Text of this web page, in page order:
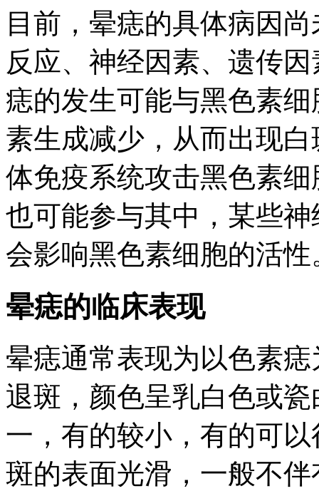
目前，晕痣的具体病因
反应、神经因素、遗传
痣的发生可能与黑色素
素生成减少，从而出现
体免疫系统攻击黑色素
也可能参与其中，某些
会影响黑色素细胞的活性
晕痣的临床表现
晕痣通常表现为以色素
退斑，颜色呈乳白色或
一，有的较小，有的可
斑的表面光滑，一般不